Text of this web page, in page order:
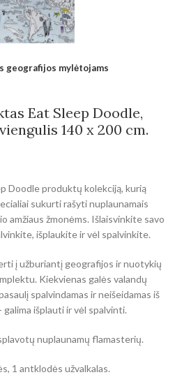
geografijos mylėtojams
Eat Sleep Doodle,
140 x 200 cm.
Doodle produktų kolekciją, kurią
sukurti rašyti nuplaunamais
amžiaus žmonėms. Išlaisvinkite savo
išplaukite ir vėl spalvinkite.
į užburiantį geografijos ir nuotykių
Kiekvienas galės valandų
spalvindamas ir neišeidamas iš
išplauti ir vėl spalvinti.
nuplaunamų flamasterių.
1 antklodės užvalkalas.